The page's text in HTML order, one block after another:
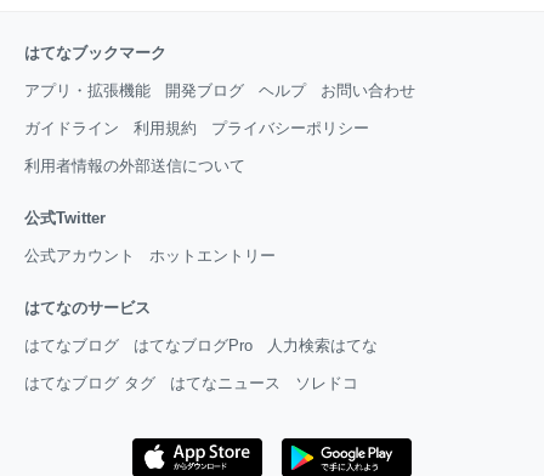
はてなブックマーク
アプリ・拡張機能 開発ブログ ヘルプ お問い合わせ
ガイドライン 利用規約 プライバシーポリシー
利用者情報の外部送信について
公式Twitter
公式アカウント ホットエントリー
はてなのサービス
はてなブログ はてなブログPro 人力検索はてな
はてなブログ タグ はてなニュース ソレドコ